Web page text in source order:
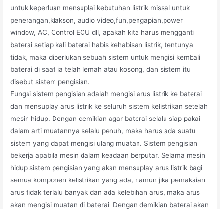
untuk keperluan mensuplai kebutuhan listrik missal untuk
penerangan,klakson, audio video,fun,pengapian,power
window, AC, Control ECU dll, apakah kita harus mengganti
baterai setiap kali baterai habis kehabisan listrik, tentunya
tidak, maka diperlukan sebuah sistem untuk mengisi kembali
baterai di saat ia telah lemah atau kosong, dan sistem itu
disebut sistem pengisian.
Fungsi sistem pengisian adalah mengisi arus listrik ke baterai
dan mensuplay arus listrik ke seluruh sistem kelistrikan setelah
mesin hidup. Dengan demikian agar baterai selalu siap pakai
dalam arti muatannya selalu penuh, maka harus ada suatu
sistem yang dapat mengisi ulang muatan. Sistem pengisian
bekerja apabila mesin dalam keadaan berputar. Selama mesin
hidup sistem pengisian yang akan mensuplay arus listrik bagi
semua komponen kelistrikan yang ada, namun jika pemakaian
arus tidak terlalu banyak dan ada kelebihan arus, maka arus
akan mengisi muatan di baterai. Dengan demikian baterai akan